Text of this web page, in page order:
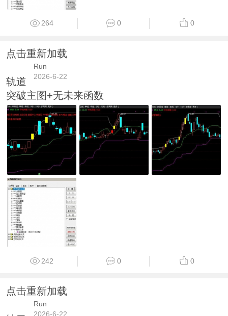
264 0 0
点击重新加载
Run
2026-6-22
轨道
突破主图+无未来函数
242 0 0
点击重新加载
Run
2026-6-22